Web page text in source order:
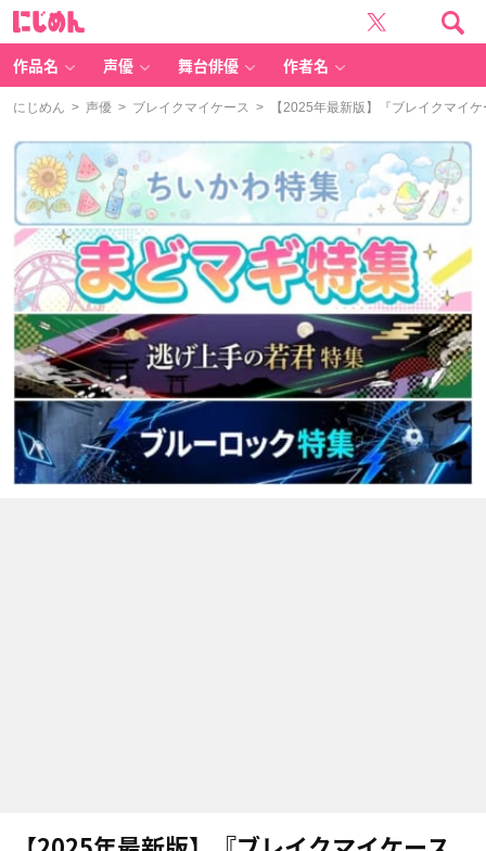
作品名 声優 舞台俳優 作者名
にじめん > 声優 > ブレイクマイケース > 【2025年最新版】『ブレイクマイ